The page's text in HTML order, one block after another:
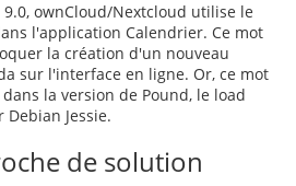
ownCloud/Nextcloud utilise le
l'application Calendrier. Ce mot
la création d'un nouveau
sur l'interface en ligne. Or, ce mot
la version de Pound, le load
Jessie.
de solution